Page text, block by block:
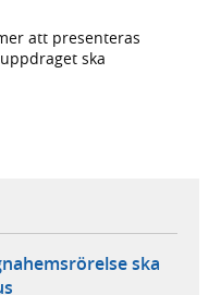
att presenteras
ska
ska